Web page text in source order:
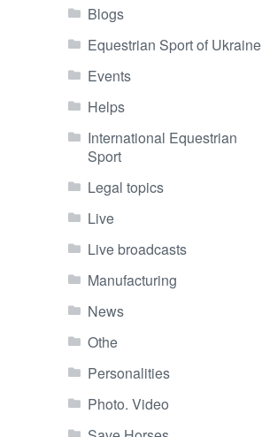
Blogs
Equestrian Sport of Ukraine
Events
Helps
International Equestrian
Sport
Legal topics
Live
Live broadcasts
Manufacturing
News
Othe
Personalities
Photo. Video